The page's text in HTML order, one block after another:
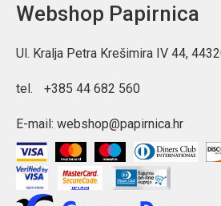
Webshop Papirnica
Ul. Kralja Petra Krešimira IV 44,
tel. +385 44 682 560
E-mail: webshop@papirnica.hr